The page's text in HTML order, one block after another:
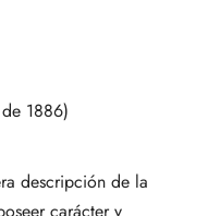
1886)
descripción de la